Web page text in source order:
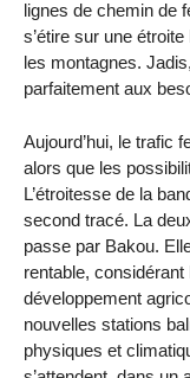
lignes de chemin de
s’étire sur une
les montagnes.
parfaitement aux
Aujourd’hui, le trafic
alors que les
L’étroitesse de la
second tracé. La
passe par Bakou.
rentable,
développement
nouvelles stations
physiques et